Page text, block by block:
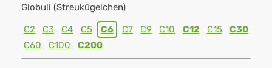
Globuli (Streukügelchen)
C2 C3 C4 C5 C6 C7 C9 C10 C12 C15
C30
C60
C100 C200